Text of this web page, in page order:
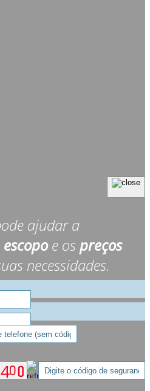
ajudar a
escopoe ospreços
necessidades.